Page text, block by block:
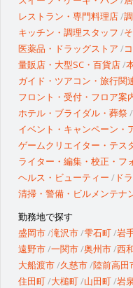
レストラン・専門料理店
キッチン・調理スタッフ
医薬品・ドラッグストア
量販店・大型SC・百貨店
ガイド・ツアコン・旅行関
フロント・受付・フロア案
ホテル・ブライダル・葬祭
イベント・キャンペーン・
ゲームクリエイター・テス
ライター・編集・校正・フ
ヘルス・ビューティー
ド
清掃・警備・ビルメンテナ
勤務地で探す
盛岡市 滝沢市 雫石町 岩
遠野市 一関市 奥州市 西
大船渡市 久慈市 陸前高田
住田町 大槌町 山田町 岩